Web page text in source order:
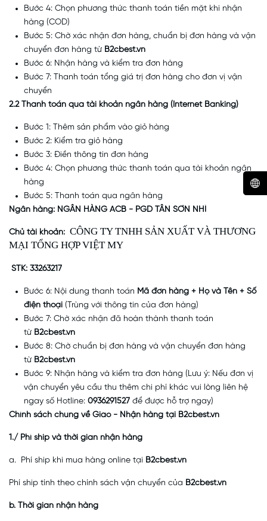
Bước 4: Chọn phương thức thanh toán tiền mặt khi nhận
hàng (COD)
Bước 5: Chờ xác nhận đơn hàng, chuẩn bị đơn hàng và vận
chuyển đơn hàng từ B2cbest.vn
Bước 6: Nhận hàng và kiểm tra đơn hàng
Bước 7: Thanh toán tổng giá trị đơn hàng cho đơn vị vận
chuyển
2.2 Thanh toán qua tài khoản ngân hàng (Internet Banking)
Bước 1: Thêm sản phẩm vào giỏ hàng
Bước 2: Kiểm tra giỏ hàng
Bước 3: Điền thông tin đơn hàng
Bước 4: Chọn phương thức thanh toán qua tài khoản ngân
hàng
Bước 5: Thanh toán qua ngân hàng
Ngân hàng: NGÂN HÀNG ACB - PGD TÂN SƠN NHÌ
Chủ tài khoản: CÔNG TY TNHH SẢN XUẤT VÀ THƯƠNG
MẠI TỔNG HỢP VIỆT MY
STK: 33263217
Bước 6: Nội dung thanh toán Mã đơn hàng + Họ và Tên + Số
điện thoại (Trùng với thông tin của đơn hàng)
Bước 7: Chờ xác nhận đã hoàn thành thanh toán
từ B2cbest.vn
Bước 8: Chờ chuẩn bị đơn hàng và vận chuyển đơn hàng
từ B2cbest.vn
Bước 9: Nhận hàng và kiểm tra đơn hàng (Lưu ý: Nếu đơn vị
vận chuyển yêu cầu thu thêm chi phí khác vui lòng liên hệ
ngay số Hotline: 0936291527 để được hỗ trợ ngay)
Chính sách chung về Giao - Nhận hàng tại B2cbest.vn
1./ Phí ship và thời gian nhận hàng
a. Phí ship khi mua hàng online tại B2cbest.vn
Phí ship tính theo chính sách vận chuyển của B2cbest.vn
b. Thời gian nhận hàng